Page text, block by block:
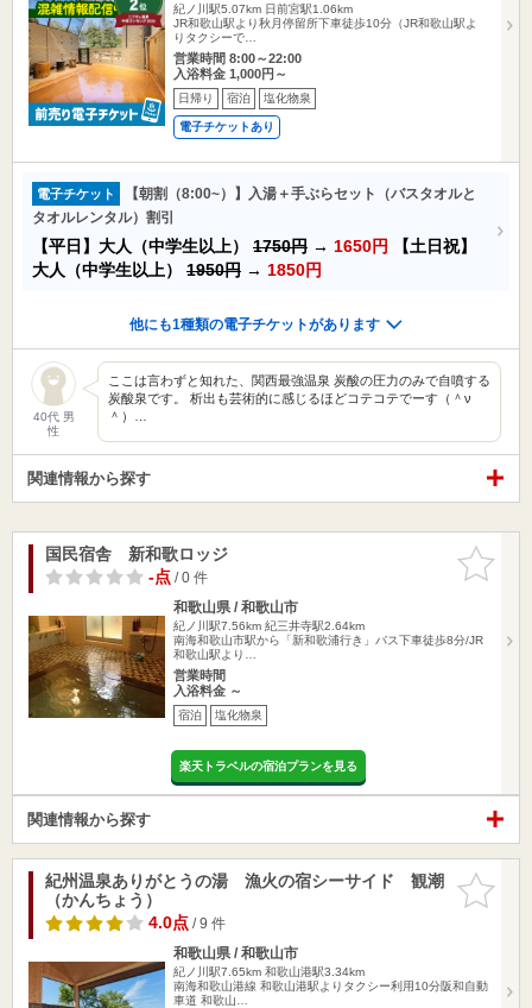
紀ノ川駅5.07km 日前宮駅1.06km
JR和歌山駅より秋月停留所下車徒歩10分（JR和歌山駅よ
りタクシーで…
営業時間 8:00～22:00
入浴料金 1,000円～
日帰り 宿泊 塩化物泉
電子チケットあり
電子チケット
【朝割（8:00~）】入湯＋手ぶらセット（バスタオルと
タオルレンタル）割引
【平日】大人（中学生以上） 1750円 → 1650円
【土日祝】
大人（中学生以上） 1950円 → 1850円
他にも1種類の電子チケットがあります
40代 男
性
ここは言わずと知れた、関西最強温泉 炭酸の圧力のみで自噴する
炭酸泉です。 析出も芸術的に感じるほどコテコテでーす（＾ν
＾）…
関連情報から探す
お気に入
りに追加
国民宿舎 新和歌ロッジ
-点/ 0 件
和歌山県 / 和歌山市
紀ノ川駅7.56km 紀三井寺駅2.64km
南海和歌山市駅から「新和歌浦行き」バス下車徒歩8分/JR
和歌山駅より…
営業時間
入浴料金 ～
宿泊 塩化物泉
楽天トラベルの宿泊プランを見る
関連情報から探す
お気に入
りに追加
紀州温泉ありがとうの湯 漁火の宿シーサイド 観潮
（かんちょう）
4.0点/ 9 件
和歌山県 / 和歌山市
紀ノ川駅7.65km 和歌山港駅3.34km
南海和歌山港線 和歌山港駅よりタクシー利用10分阪和自動
車道 和歌山…